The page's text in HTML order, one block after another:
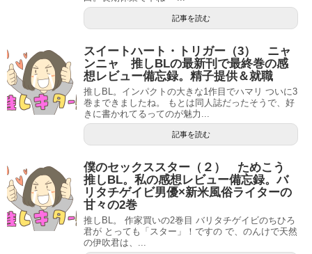
記事を読む
スイートハート・トリガー（3） ニャ
ンニャ 推しBLの最新刊で最終巻の感
想レビュー備忘録。精子提供＆就職
推しBL。インパクトの大きな1作目でハマリ ついに3
巻まできましたね。 もとは同人誌だったそうで、好
きに書かれてるってのが魅力...
記事を読む
僕のセックススター（２） ためこう
推しBL。私の感想レビュー備忘録。バ
リタチゲイビ男優×新米風俗ライターの
甘々の2巻
推しBL。 作家買いの2巻目 バリタチゲイビのちひろ
君が とっても「スター」！ですの で、のんけで天然
の伊吹君は、...